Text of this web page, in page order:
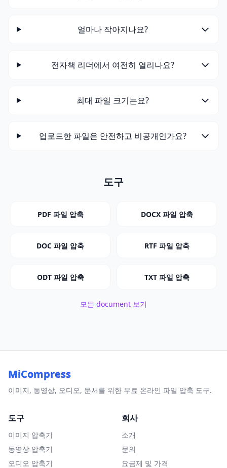
얼마나 작아지나요?
전자책 리더에서 여전히 열리나요?
최대 파일 크기는요?
업로드한 파일은 안전하고 비공개인가요?
도구
PDF 파일 압축 DOCX 파일 압축
DOC 파일 압축 RTF 파일 압축
ODT 파일 압축 TXT 파일 압축
모든 document 보기
MiCompress
이미지, 동영상, 오디오, 문서를 위한 무료 온라인 파일 압축 도구.
도구
이미지 압축기
동영상 압축기
오디오 압축기
회사
소개
문의
요금제 및 가격